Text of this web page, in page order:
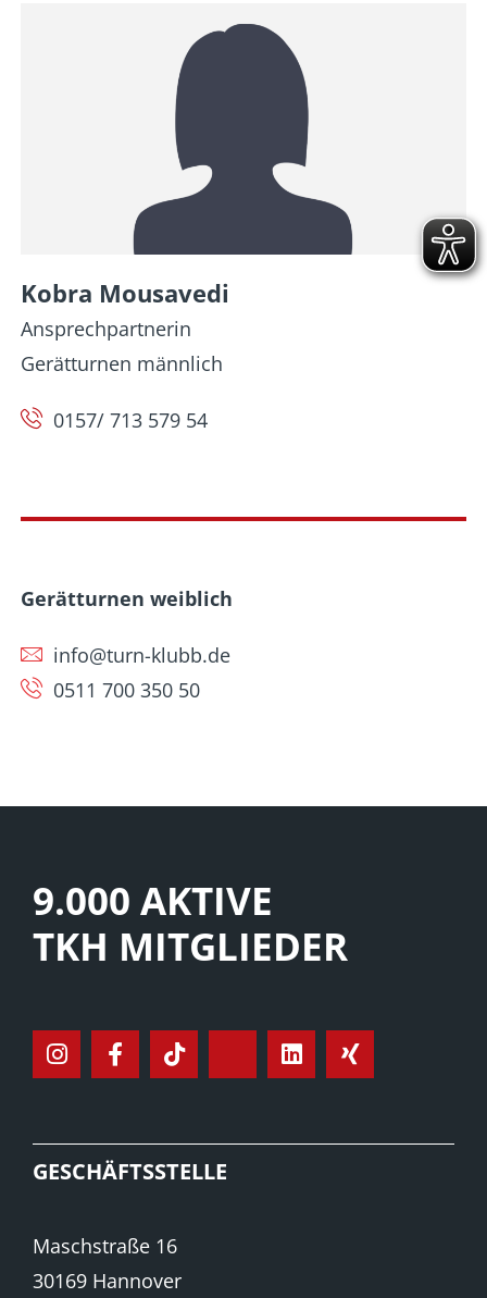
Kobra Mousavedi
Ansprechpartnerin
Gerätturnen männlich
0157/ 713 579 54
Gerätturnen weiblich
info@turn-klubb.de
0511 700 350 50
9.000 AKTIVE
TKH MITGLIEDER
GESCHÄFTSSTELLE
Maschstraße 16
30169 Hannover